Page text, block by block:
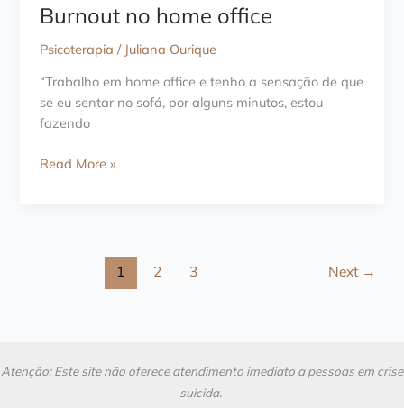
Burnout no home office
Psicoterapia / Juliana Ourique
“Trabalho em home office e tenho a sensação de que
se eu sentar no sofá, por alguns minutos, estou
fazendo
Burnout
Read More »
1 2 3 Next →
Atenção: Este site não oferece atendimento imediato a pessoas em crise
suicida.